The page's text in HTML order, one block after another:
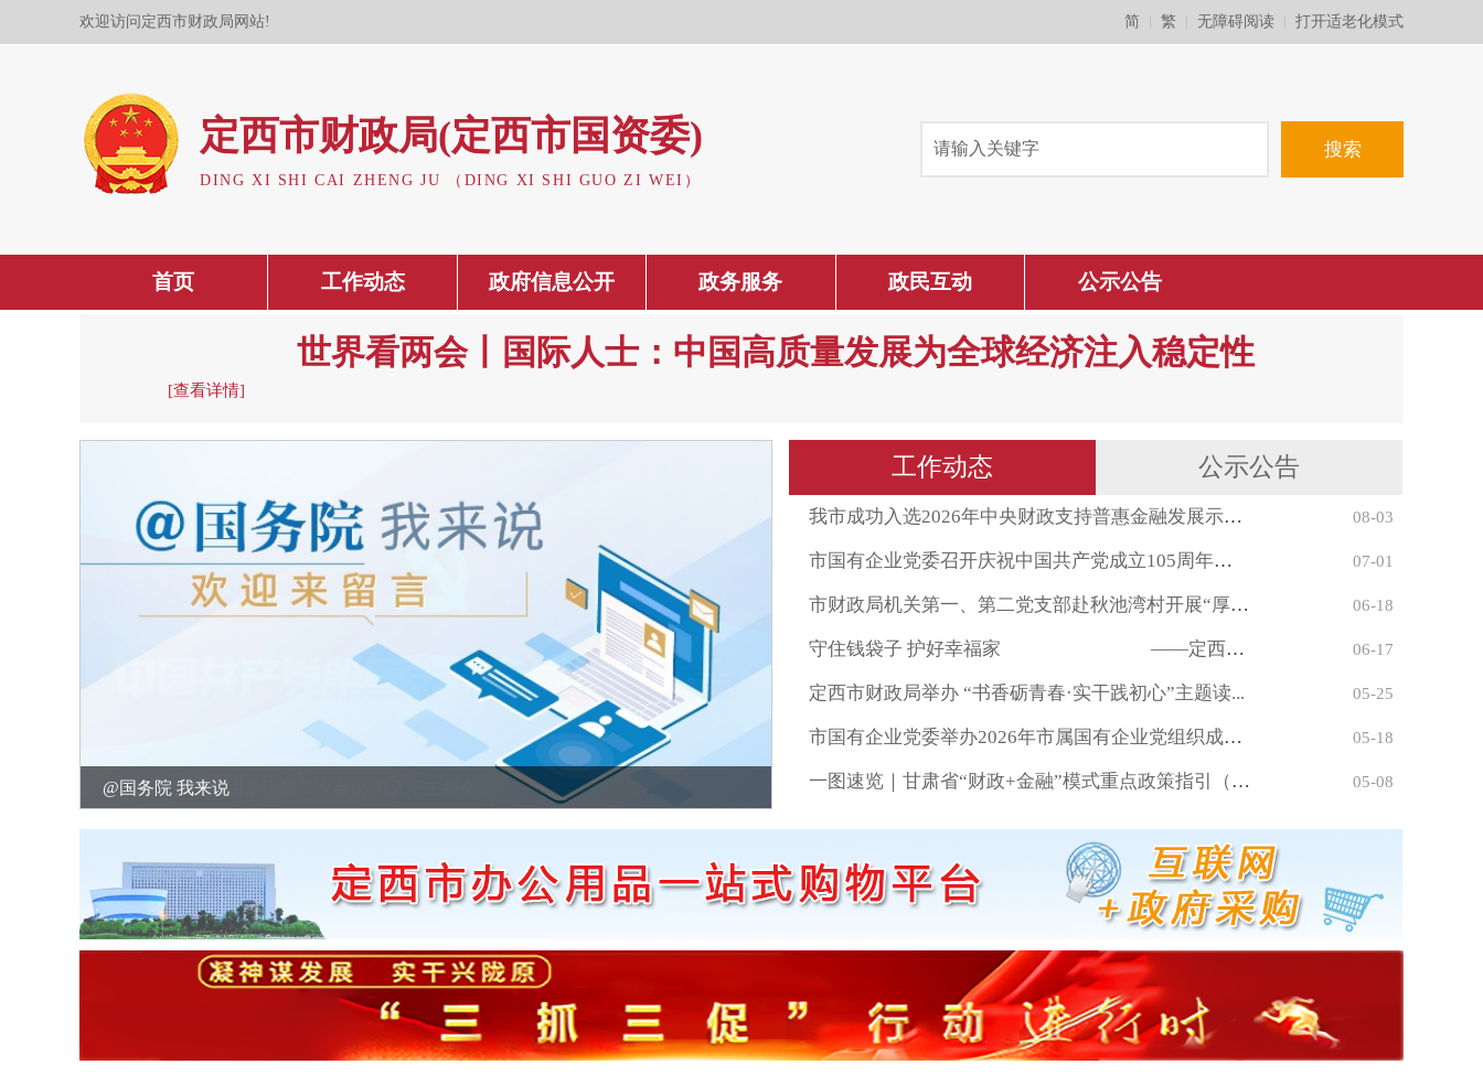
欢迎访问定西市财政局网站! 简 繁 无障碍阅读 打开适老化模式
定西市财政局(定西市国资委)
DING XI SHI CAI ZHENG JU （DING XI SHI GUO ZI WEI）
首页 工作动态 政府信息公开 政务服务 政民互动 公示公告
世界看两会丨国际人士：中国高质量发展为全球经济注入稳定性
[查看详情]
@国务院 我来说
党的二十大主席团举行第二次会议 习近平主持会...
工作动态 公示公告
我市成功入选2026年中央财政支持普惠金融发展示范... 08-03
市国有企业党委召开庆祝中国共产党成立105周年暨“... 07-01
市财政局机关第一、第二党支部赴秋池湾村开展“厚植为... 06-18
守住钱袋子 护好幸福家 ——定西市财... 06-17
定西市财政局举办 “书香砺青春·实干践初心”主题读... 05-25
市国有企业党委举办2026年市属国有企业党组织成员... 05-18
一图速览｜甘肃省“财政+金融”模式重点政策指引（2... 05-08